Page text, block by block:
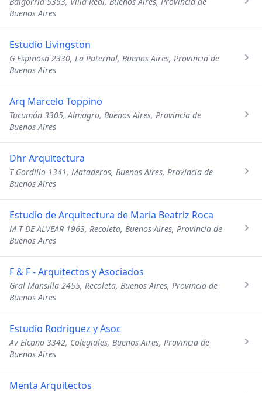
Buenos Aires
Estudio Livingston
G Espinosa 2330, La Paternal, Buenos Aires, Provincia de
Buenos Aires
Arq Marcelo Toppino
Tucumán 3305, Almagro, Buenos Aires, Provincia de
Buenos Aires
Dhr Arquitectura
T Gordillo 1341, Mataderos, Buenos Aires, Provincia de
Buenos Aires
Estudio de Arquitectura de Maria Beatriz Roca
M T DE ALVEAR 1963, Recoleta, Buenos Aires, Provincia de
Buenos Aires
F & F - Arquitectos y Asociados
Gral Mansilla 2455, Recoleta, Buenos Aires, Provincia de
Buenos Aires
Estudio Rodriguez y Asoc
Av Elcano 3342, Colegiales, Buenos Aires, Provincia de
Buenos Aires
Menta Arquitectos